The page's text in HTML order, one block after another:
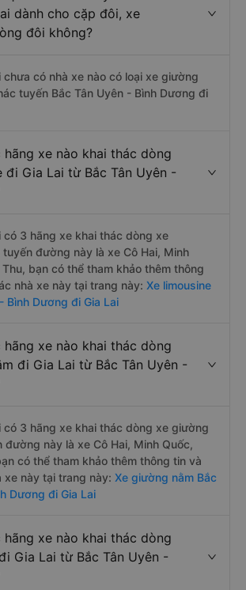
dành cho cặp đôi, xe
đôi không?
chưa có nhà xe nào có loại xe giường
tuyến Bắc Tân Uyên - Bình Dương đi
hãng xe nào khai thác dòng
đi Gia Lai từ Bắc Tân Uyên -
có 3 hãng xe khai thác dòng xe
tuyến đường này là xe Cô Hai, Minh
bạn có thể tham khảo thêm thông
nhà xe này tại trang này: Xe limousine
Bình Dương đi Gia Lai
hãng xe nào khai thác dòng
đi Gia Lai từ Bắc Tân Uyên -
có 3 hãng xe khai thác dòng xe giường
đường này là xe Cô Hai, Minh Quốc,
có thể tham khảo thêm thông tin và
xe này tại trang này: Xe giường nằm Bắc
Dương đi Gia Lai
hãng xe nào khai thác dòng
Gia Lai từ Bắc Tân Uyên -